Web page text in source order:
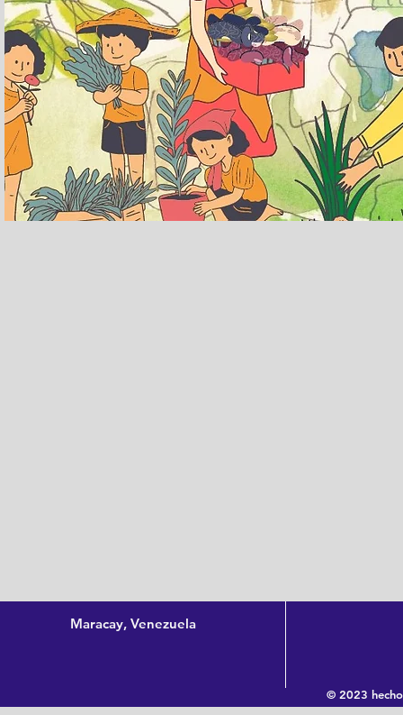
© 2023
Maracay, Venezuela